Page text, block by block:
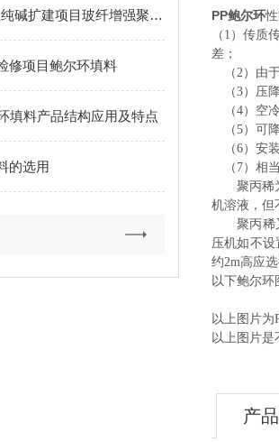
1000吨/天纯碱扩建项目玻纤增强聚丙烯鲍尔环填料、不锈钢丝网除沫器
修项目鲍尔环填料
填料产品结构应用及特点
的选用
PP鲍尔环
（1）传
差；
（2）由于
（3）压降
（4）空冷
（5）可降
（6）安装
（7）相当
聚丙稀为
机溶液，但
聚丙稀又
压机如不
约2m高应
以下鲍尔环
以上图片为
以上图片
产